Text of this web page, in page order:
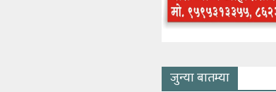
जुन्या बातम्या